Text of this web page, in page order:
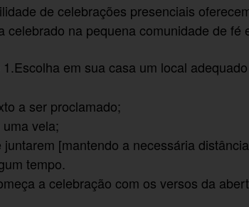
de celebrações presenciais
celebrado na pequena comunidade de fé
1.Escolha em sua casa um local
a ser proclamado;
vela;
[mantendo a necessária
tempo.
a celebração com os versos da